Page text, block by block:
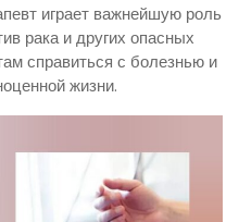
играет важнейшую роль
рака и других опасных
справиться с болезнью и
жизни.